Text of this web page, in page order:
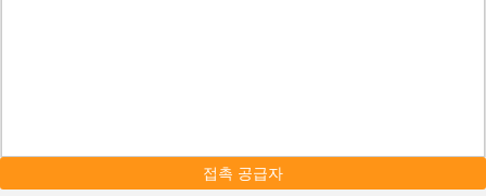
접촉 공급자